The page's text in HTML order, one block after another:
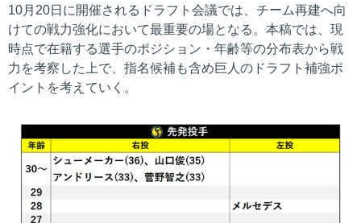
10月20日に開催されるドラフト会議では、チーム再建へ向
けての戦力強化において最重要の場となる。本稿では、現
時点で在籍する選手のポジション・年齢等の分布表から戦
力を考察した上で、指名候補も含め巨人のドラフト補強ポ
イントを考えていく。